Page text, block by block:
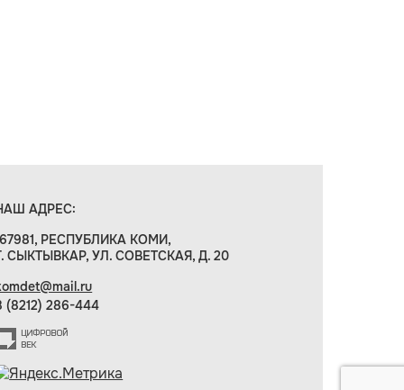
АДРЕС:
РЕСПУБЛИКА КОМИ,
СЫКТЫВКАР, УЛ. СОВЕТСКАЯ, Д. 20
(8212) 286-444